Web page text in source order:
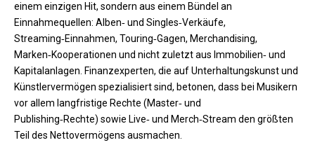
einem einzigen Hit, sondern aus einem Bündel an
Einnahmequellen: Alben‑ und Singles‑Verkäufe,
Streaming‑Einnahmen, Touring‑Gagen, Merchandising,
Marken‑Kooperationen und nicht zuletzt aus Immobilien‑ und
Kapitalanlagen. Finanzexperten, die auf Unterhaltungskunst und
Künstlervermögen spezialisiert sind, betonen, dass bei Musikern
vor allem langfristige Rechte (Master‑ und
Publishing‑Rechte) sowie Live‑ und Merch‑Stream den größten
Teil des Nettovermögens ausmachen.